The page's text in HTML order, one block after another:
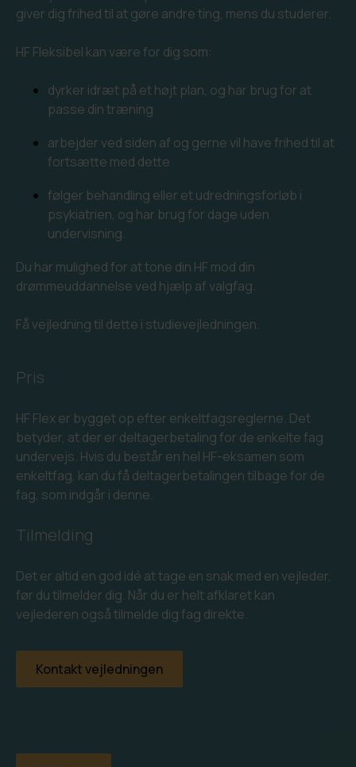
giver dig frihed til at gøre andre ting, mens du studerer.
HF Fleksibel kan være for dig som:
dyrker idræt på et højt plan, og har brug for at
passe din træning
arbejder ved siden af og gerne vil have frihed til at
fortsætte med dette
følger behandling eller et udredningsforløb i
psykiatrien, og har brug for dage uden
undervisning.
Du har mulighed for at tone din HF mod din
drømmeuddannelse ved hjælp af valgfag.
Få vejledning til dette i studievejledningen.
Pris
HF Flex er bygget op efter enkeltfagsreglerne. Det
betyder, at der er deltagerbetaling for de enkelte fag
undervejs. Hvis du består en hel HF-eksamen som
enkeltfag, kan du få deltagerbetalingen tilbage for de
fag, som indgår i denne.
Tilmelding
Det er altid en god idé at tage en snak med en vejleder,
før du tilmelder dig. Når du er helt afklaret kan
vejlederen også tilmelde dig fag direkte.
Kontakt vejledningen
Studievalg København
Find lokalet
Elevråd
Dimission
Årsrapporter
Ledige stillinger